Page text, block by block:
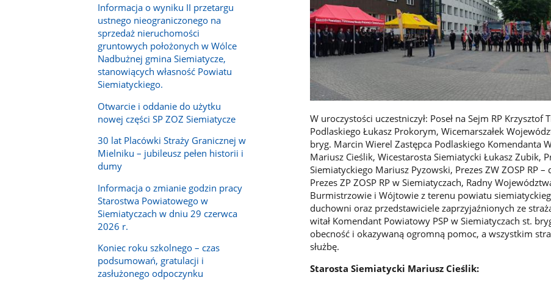
Informacja o wyniku II przetargu
ustnego nieograniczonego na
sprzedaż nieruchomości
gruntowych położonych w Wólce
Nadbużnej gmina Siemiatycze,
stanowiących własność Powiatu
Siemiatyckiego.
Otwarcie i oddanie do użytku
nowej części SP ZOZ Siemiatycze
30 lat Placówki Straży Granicznej w
Mielniku – jubileusz pełen historii i
dumy
Informacja o zmianie godzin pracy
Starostwa Powiatowego w
Siemiatyczach w dniu 29 czerwca
2026 r.
Koniec roku szkolnego – czas
podsumowań, gratulacji i
zasłużonego odpoczynku
W uroczystości uczestniczył: Poseł na Sejm RP
Podlaskiego Łukasz Prokorym, Wicemarszałek
bryg. Marcin Wierel Zastępca Podlaskiego Komendanta
Mariusz Cieślik, Wicestarosta Siemiatycki Łukasz Zubik,
Siemiatyckiego Mariusz Pyzowski, Prezes ZW ZOSP RP
Prezes ZP ZOSP RP w Siemiatyczach, Radny
Burmistrzowie i Wójtowie z terenu powiatu
duchowni oraz przedstawiciele zaprzyjaźnionych ze
witał Komendant Powiatowy PSP w Siemiatyczach st.
obecność i okazywaną ogromną pomoc, a wszystkim
służbę.
Starosta Siemiatycki Mariusz Cieślik: